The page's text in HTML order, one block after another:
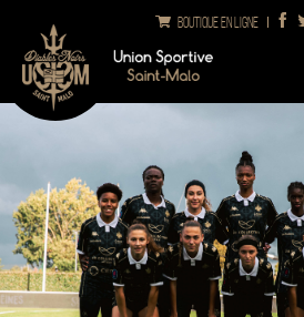
Boutique en ligne